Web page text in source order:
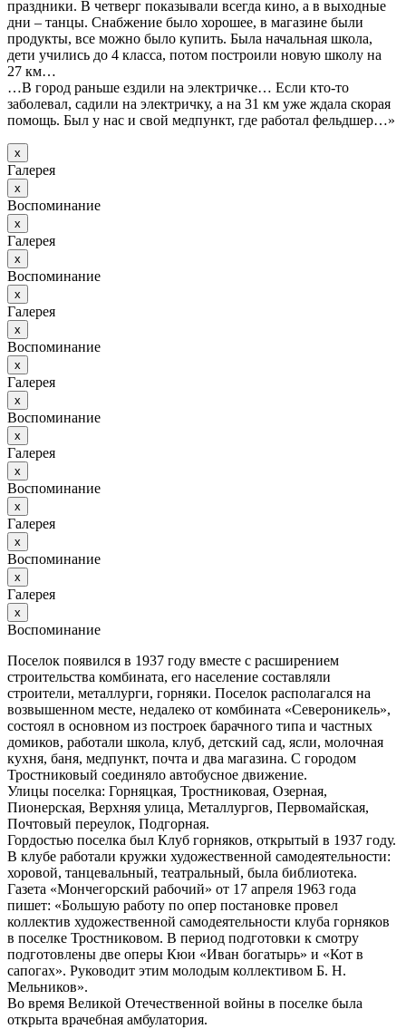
праздники. В четверг показывали всегда кино, а в выходные
дни – танцы. Снабжение было хорошее, в магазине были
продукты, все можно было купить. Была начальная школа,
дети учились до 4 класса, потом построили новую школу на
27 км…
…В город раньше ездили на электричке… Если кто-то
заболевал, садили на электричку, а на 31 км уже ждала скорая
помощь. Был у нас и свой медпункт, где работал фельдшер…»
х
Галерея
х
Воспоминание
х
Галерея
х
Воспоминание
х
Галерея
х
Воспоминание
х
Галерея
х
Воспоминание
х
Галерея
х
Воспоминание
х
Галерея
х
Воспоминание
х
Галерея
х
Воспоминание
Поселок появился в 1937 году вместе с расширением
строительства комбината, его население составляли
строители, металлурги, горняки. Поселок располагался на
возвышенном месте, недалеко от комбината «Североникель»,
состоял в основном из построек барачного типа и частных
домиков, работали школа, клуб, детский сад, ясли, молочная
кухня, баня, медпункт, почта и два магазина. С городом
Тростниковый соединяло автобусное движение.
Улицы поселка: Горняцкая, Тростниковая, Озерная,
Пионерская, Верхняя улица, Металлургов, Первомайская,
Почтовый переулок, Подгорная.
Гордостью поселка был Клуб горняков, открытый в 1937 году.
В клубе работали кружки художественной самодеятельности:
хоровой, танцевальный, театральный, была библиотека.
Газета «Мончегорский рабочий» от 17 апреля 1963 года
пишет: «Большую работу по опер постановке провел
коллектив художественной самодеятельности клуба горняков
в поселке Тростниковом. В период подготовки к смотру
подготовлены две оперы Кюи «Иван богатырь» и «Кот в
сапогах». Руководит этим молодым коллективом Б. Н.
Мельников».
Во время Великой Отечественной войны в поселке была
открыта врачебная амбулатория.